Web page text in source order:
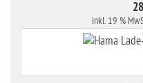
inkl. 19 %